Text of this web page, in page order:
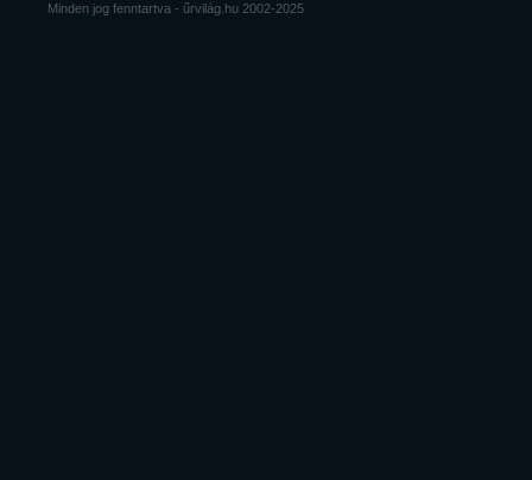
Minden jog fenntartva - űrvilág.hu 2002-2025